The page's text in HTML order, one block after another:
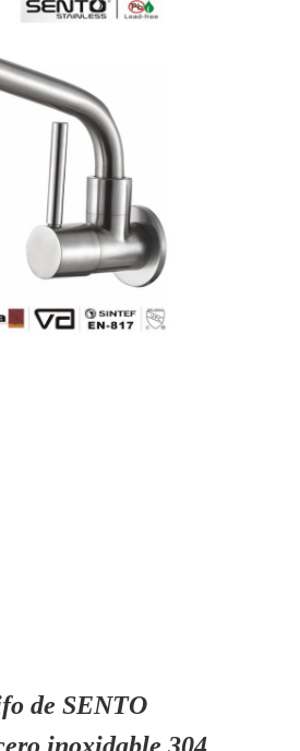
de SENTO